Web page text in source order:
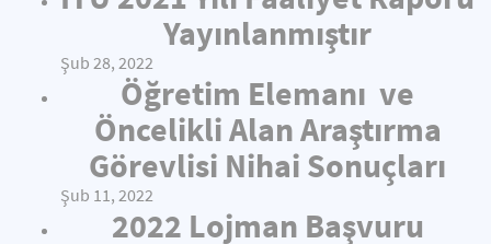
Yayınlanmıştır
Şub 28, 2022
Öğretim Elemanı ve
Öncelikli Alan Araştırma
Görevlisi Nihai Sonuçları
Şub 11, 2022
2022 Lojman Başvuru